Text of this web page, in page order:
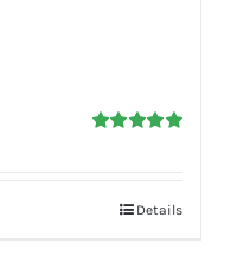
Details